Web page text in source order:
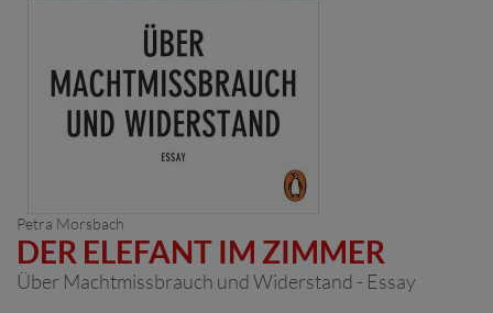
Petra Morsbach
DER ELEFANT IM ZIMMER
Über Machtmissbrauch und Widerstand - Essay